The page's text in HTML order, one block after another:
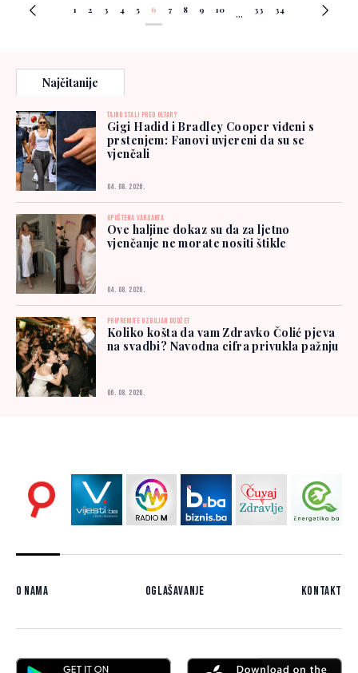
1 2 3 4 5 6 7 8 9 10 ... 33 34
Najčitanije
TAJNO STALI PRED OLTAR?
Gigi Hadid i Bradley Cooper viđeni s
prstenjem: Fanovi uvjereni da su se
vjenčali
04. 08. 2026.
OPUŠTENA VARIJANTA
Ove haljine dokaz su da za ljetno
vjenčanje ne morate nositi štikle
04. 08. 2026.
PRIPREMITE OZBILJAN BUDŽET
Koliko košta da vam Zdravko Čolić pjeva
na svadbi? Navodna cifra privukla pažnju
06. 08. 2026.
O nama Oglašavanje Kontakt